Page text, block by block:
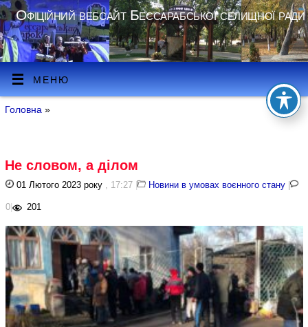
Офіційний вебсайт Бессарабської селищної ради
МЕНЮ
Головна »
Не словом, а ділом
01 Лютого 2023 року , 17:27 | Новини в умовах воєнного стану |
0 | 201